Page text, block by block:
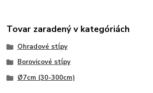
Tovar zaradený v kategóriách
Ohradové stĺpy
Borovicové stĺpy
Ø7cm (30-300cm)